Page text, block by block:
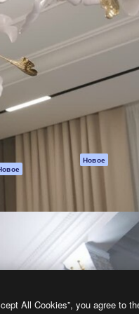
Academy
Документация по
Пакету ИИ
Служба
поддержки
Условия и
положения
Политика
конфиденциальности
Оригиналы
Новое
Политика файлов
Центр доверия
Партнеры
Предприятие
All Cookies”, you agree to